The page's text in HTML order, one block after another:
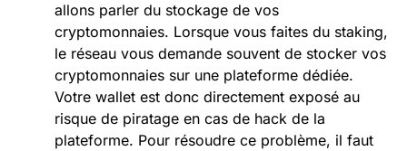
allons parler du stockage de vos
cryptomonnaies. Lorsque vous faites du staking,
le réseau vous demande souvent de stocker vos
cryptomonnaies sur une plateforme dédiée.
Votre wallet est donc directement exposé au
risque de piratage en cas de hack de la
plateforme. Pour résoudre ce problème, il faut